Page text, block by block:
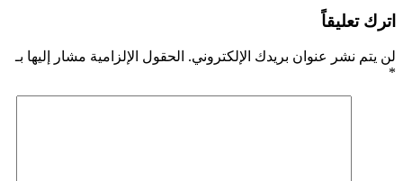
اترك تعليقاً
لن يتم نشر عنوان بريدك الإلكتروني. الحقول الإلزامية مشار إليها بـ
*